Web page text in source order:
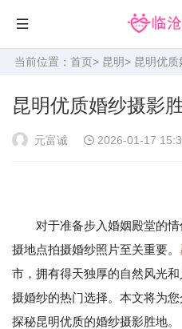
当前位置： 首页> 昆明> 昆明优质
昆明优质婚纱摄影
元富诚 2026-01-17
对于准备步入婚姻殿堂的情
摄地点拍摄婚纱照片至关重要。
市，拥有得天独厚的自然风光
摄婚纱的热门选择。本文将为
探秘昆明优质的婚纱摄影胜地。